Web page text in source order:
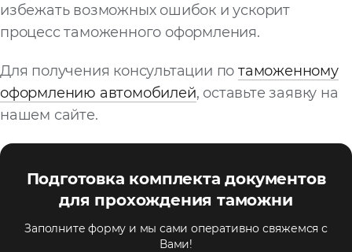
избежать возможных ошибок и ускорит
процесс таможенного оформления.
Для получения консультации по таможенному
оформлению автомобилей, оставьте заявку на
нашем сайте.
Подготовка комплекта документов
для прохождения таможни
Заполните форму и мы сами оперативно свяжемся с
Вами!